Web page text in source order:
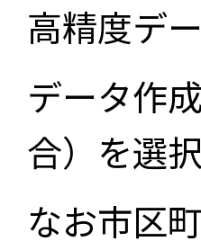
高精度デ
データ作
合）を選
なお市区